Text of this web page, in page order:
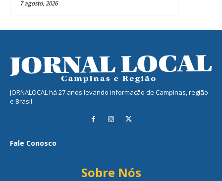
7 agosto, 2026
JORNALOCAL há 27 anos levando informação de Campinas, região
e Brasil.
Fale Conosco
Sobre Nós